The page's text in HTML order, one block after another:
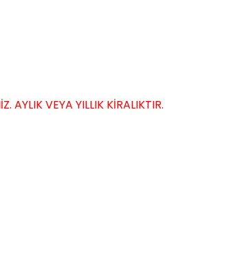
AYLIK VEYA YILLIK KİRALIKTIR.